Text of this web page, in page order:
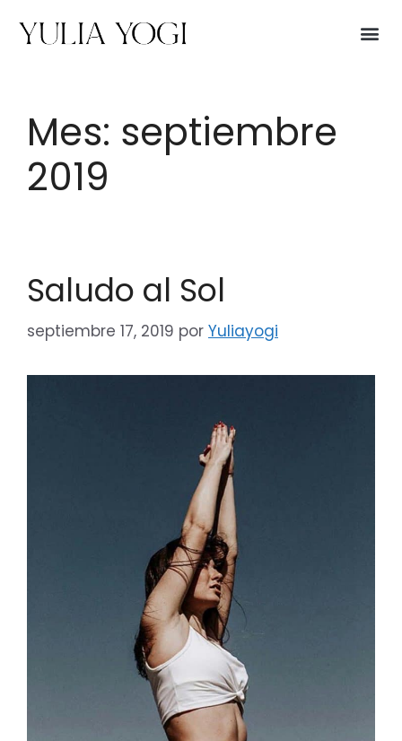
Mes: septiembre
2019
Saludo al Sol
septiembre 17, 2019 por Yuliayogi